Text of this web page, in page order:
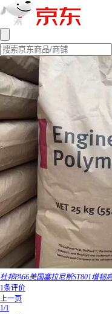
杜邦PA66美国塞拉尼斯ST801增韧
1条评价
上一页
1/1